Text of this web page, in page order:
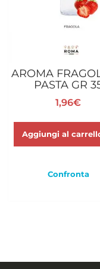
AROMA
PASTA GR
1,96€
Aggiungi al
Confronta